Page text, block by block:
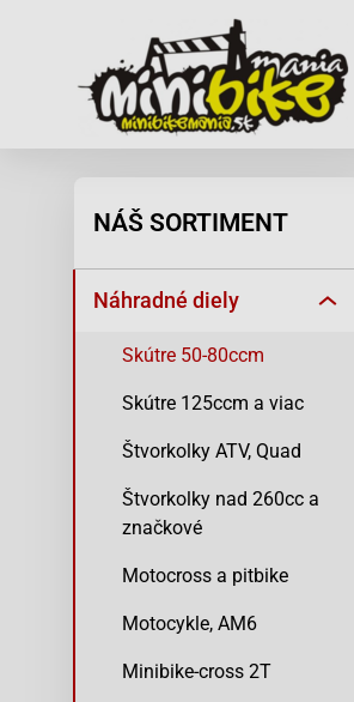
NÁŠ SORTIMENT
Náhradné diely
Skútre 50-80ccm
Skútre 125ccm a viac
Štvorkolky ATV, Quad
Štvorkolky nad 260cc a
značkové
Motocross a pitbike
Motocykle, AM6
Minibike-cross 2T